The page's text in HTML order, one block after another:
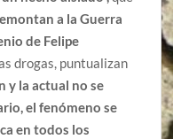
a la Guerra
de Felipe
drogas, puntualizan
y la actual no se
el fenómeno se
en todos los